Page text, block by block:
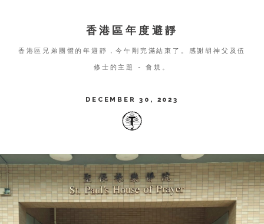
香港區年度避靜
香港區兄弟團體的年避靜，今午剛完滿結束了。感謝胡神父及伍
修士的主題 - 會規。
DECEMBER 30, 2023